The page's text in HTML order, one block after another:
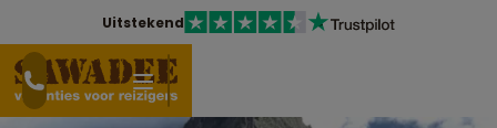
Uitstekend